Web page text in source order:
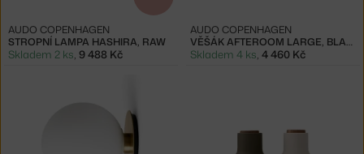
STROPNÍ LAMPA HASHIRA, RAW
AUDO COPENHAGEN
Skladem 2 ks, 9 488 Kč
VĚŠÁK AFTEROOM LARGE, BLACK
AUDO COPENHAGEN
Skladem 4 ks, 4 460 Kč